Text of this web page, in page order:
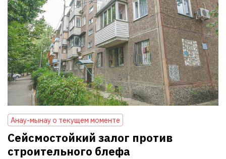
Анау-мынау о текущем моменте
Сейсмостойкий залог против
строительного блефа